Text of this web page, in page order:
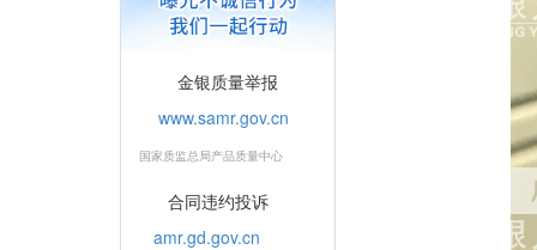
金银质量举报
www.samr.gov.cn
国家质监总局产品质量中心
合同违约投诉
amr.gd.gov.cn